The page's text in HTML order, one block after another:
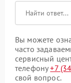
Вы можете
часто
сервисный
телефону+7
свой вопрос.